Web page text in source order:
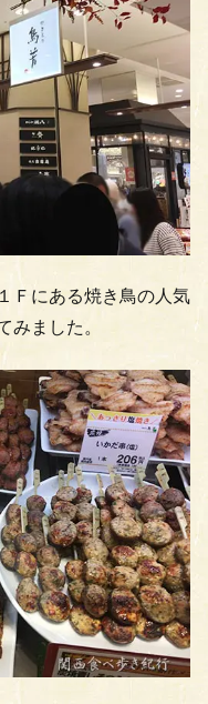
Ｆにある焼き鳥の人気
みました。